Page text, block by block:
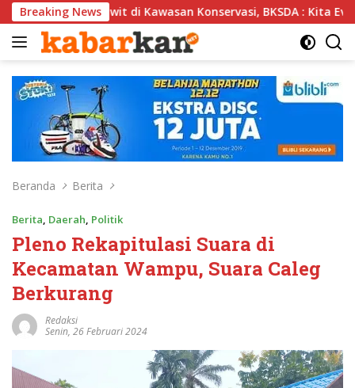
Langsung
ke
konten
Breaking News
Kawasan Konservasi, BKSDA : Kita Evaluasi Atlet
Beranda Berita
Berita, Daerah, Politik
Pleno Rekapitulasi Suara di
Kecamatan Wampu, Suara Caleg
Berkurang
Redaksi
Senin, 26 Februari 2024